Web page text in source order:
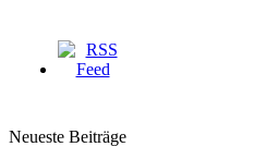
Neueste Beiträge